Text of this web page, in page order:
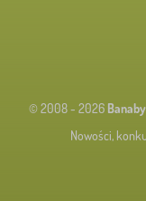
© 2008 - 2026
Nowości,